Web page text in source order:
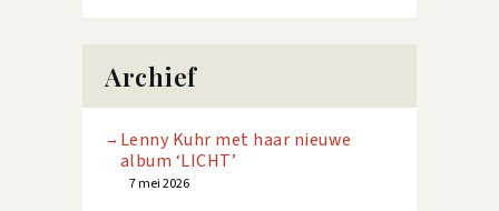
Archief
Lenny Kuhr met haar nieuwe
album ‘LICHT’
7 mei 2026